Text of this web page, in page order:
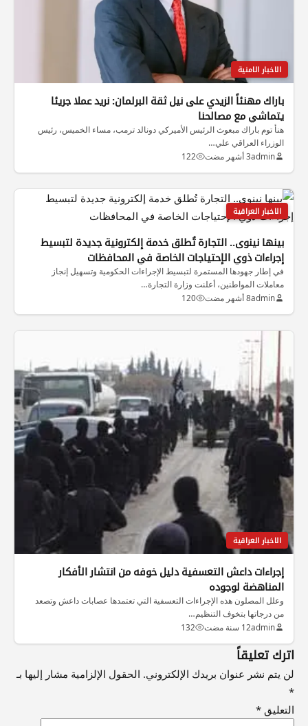
الاخبار الامنية
باراك مهنئاً الزيدي على نيل ثقة البرلمان: نريد عملا جريئا
يتماشي مع مصالحنا
هنأ توم باراك مبعوث الرئيس الأميركي دونالد ترمب، مساء الخميس، رئيس
الوزراء العراقي علي…
admin3 أشهر مضت 122
الاخبار العراقية
بينها نينوى.. التجارة تُطلق خدمة إلكترونية جديدة لتبسيط
إجراءات ذوي الإحتياجات الخاصة في المحافظات
في إطار جهودها المستمرة لتبسيط الإجراءات الحكومية وتسهيل إنجاز
معاملات المواطنين، أعلنت وزارة التجارة…
admin8 أشهر مضت 120
الاخبار العراقية
إجراءات داعش التعسفية دليل خوفه من انتشار الأفكار
المناهضة لوجوده
وعلل المصلون هذه الإجراءات التعسفية التي تعتمدها عصابات داعش وتصعد
من درجاتها بتخوف التنظيم…
admin12 سنة مضت 132
اترك تعليقاً
لن يتم نشر عنوان بريدك الإلكتروني. الحقول الإلزامية مشار إليها بـ
*
التعليق *